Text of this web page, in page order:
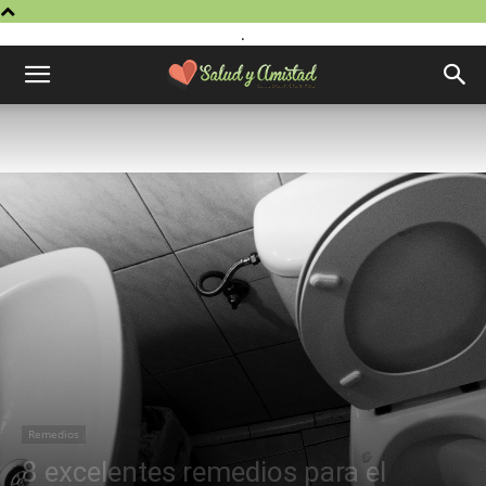
.
Remedios
8 excelentes remedios para el